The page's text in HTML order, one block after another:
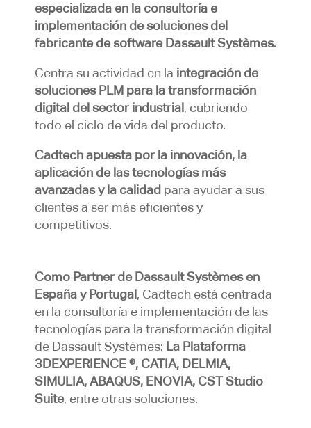
especializada en la consultoría e
implementación de soluciones del
fabricante de software Dassault Systèmes.
Centra su actividad en la integración de
soluciones PLM para la transformación
digital del sector industrial, cubriendo
todo el ciclo de vida del producto.
Cadtech apuesta por la innovación, la
aplicación de las tecnologías más
avanzadas y la calidad para ayudar a sus
clientes a ser más eficientes y
competitivos.
Como Partner de Dassault Systèmes en
España y Portugal, Cadtech está centrada
en la consultoría e implementación de las
tecnologías para la transformación digital
de Dassault Systèmes: La Plataforma
3DEXPERIENCE ®, CATIA, DELMIA,
SIMULIA, ABAQUS, ENOVIA, CST Studio
Suite, entre otras soluciones.